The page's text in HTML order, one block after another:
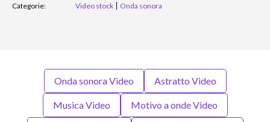
Categorie:
Video stock Onda sonora
Onda sonora Video Astratto Video
Musica Video Motivo a onde Video